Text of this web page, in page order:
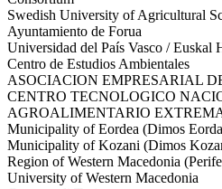
Swedish University of Agricultural
Ayuntamiento de Forua
Universidad del País Vasco / Euskal
Centro de Estudios Ambientales
ASOCIACION EMPRESARIAL
CENTRO TECNOLOGICO
AGROALIMENTARIO
Municipality of Eordea (Dimos
Municipality of Kozani (Dimos
Region of Western Macedonia
University of Western Macedonia